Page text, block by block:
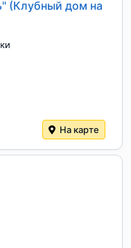
(Клубный дом на
На карте